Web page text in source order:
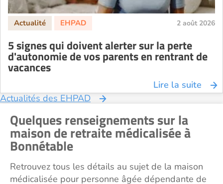
2 août 2026
5 signes qui doivent alerter sur la perte
d'autonomie de vos parents en rentrant de
vacances
Lire la suite
Actualités des EHPAD
Quelques renseignements sur la
maison de retraite médicalisée à
Bonnétable
Retrouvez tous les détails au sujet de la maison
médicalisée pour personne âgée dépendante de